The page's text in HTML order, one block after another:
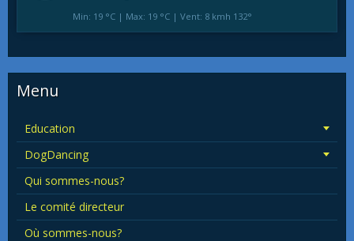
Min: 19 °C | Max: 19 °C | Vent: 8 kmh 132°
Menu
Education
DogDancing
Qui sommes-nous?
Le comité directeur
Où sommes-nous?